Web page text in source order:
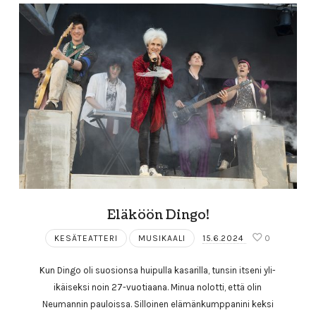
Eläköön Dingo!
KESÄTEATTERI MUSIKAALI 15.6.2024 0
Kun Dingo oli suosionsa huipulla kasarilla, tunsin itseni yli-
ikäiseksi noin 27-vuotiaana. Minua nolotti, että olin
Neumannin pauloissa. Silloinen elämänkumppanini keksi